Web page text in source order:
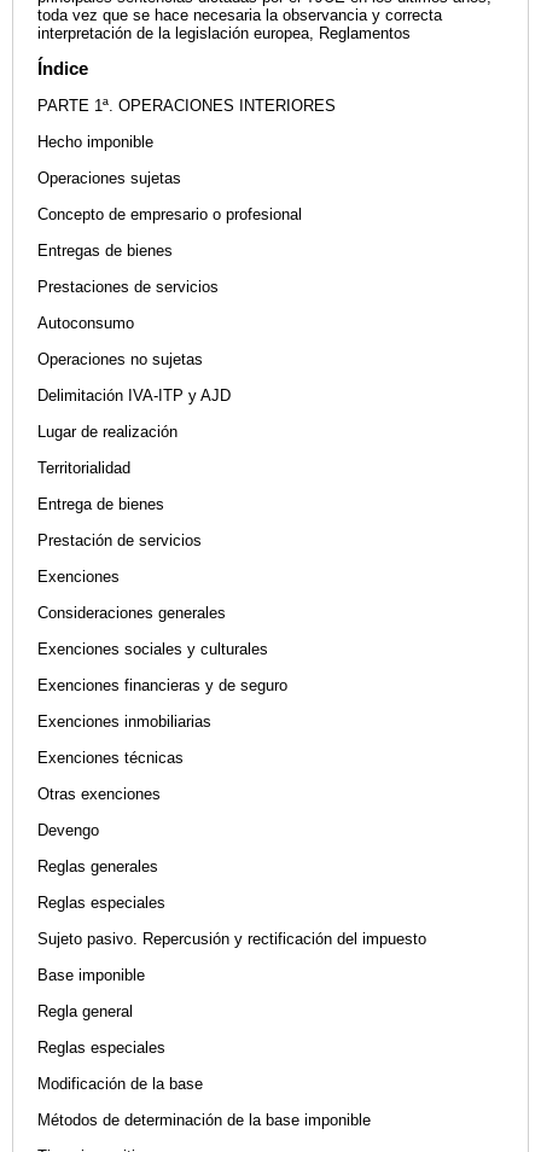
toda vez que se hace necesaria la observancia y correcta
interpretación de la legislación europea, Reglamentos
Índice
PARTE 1ª. OPERACIONES INTERIORES
Hecho imponible
Operaciones sujetas
Concepto de empresario o profesional
Entregas de bienes
Prestaciones de servicios
Autoconsumo
Operaciones no sujetas
Delimitación IVA-ITP y AJD
Lugar de realización
Territorialidad
Entrega de bienes
Prestación de servicios
Exenciones
Consideraciones generales
Exenciones sociales y culturales
Exenciones financieras y de seguro
Exenciones inmobiliarias
Exenciones técnicas
Otras exenciones
Devengo
Reglas generales
Reglas especiales
Sujeto pasivo. Repercusión y rectificación del impuesto
Base imponible
Regla general
Reglas especiales
Modificación de la base
Métodos de determinación de la base imponible